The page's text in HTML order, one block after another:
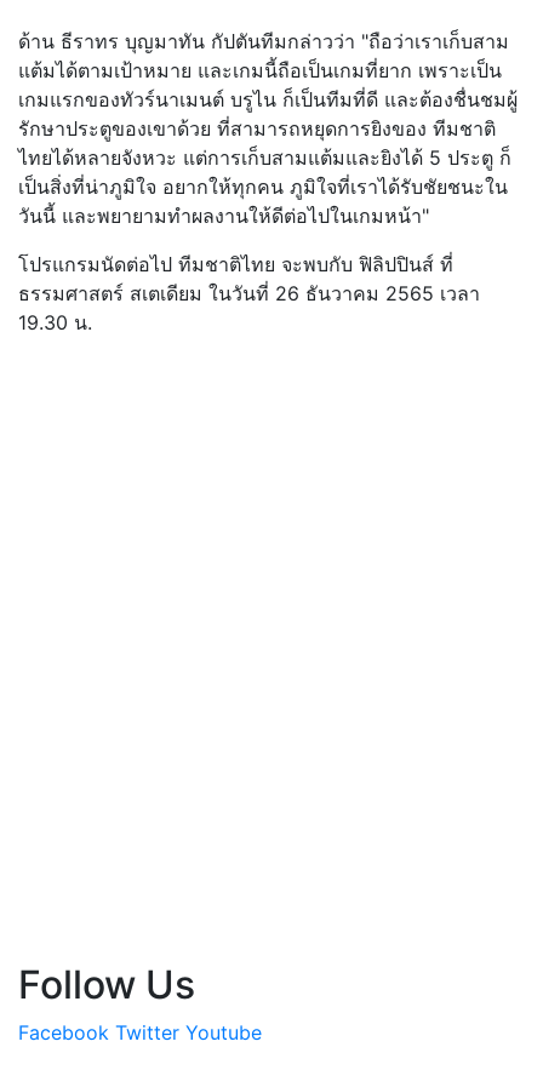
ด้าน ธีราทร บุญมาทัน กัปตันทีมกล่าวว่า "ถือว่าเราเก็บสาม
แต้มได้ตามเป้าหมาย และเกมนี้ถือเป็นเกมที่ยาก เพราะเป็น
เกมแรกของทัวร์นาเมนต์ บรูไน ก็เป็นทีมที่ดี และต้องชื่นชมผู้
รักษาประตูของเขาด้วย ที่สามารถหยุดการยิงของ ทีมชาติ
ไทยได้หลายจังหวะ แต่การเก็บสามแต้มและยิงได้ 5 ประตู ก็
เป็นสิ่งที่น่าภูมิใจ อยากให้ทุกคน ภูมิใจที่เราได้รับชัยชนะใน
วันนี้ และพยายามทำผลงานให้ดีต่อไปในเกมหน้า"
โปรแกรมนัดต่อไป ทีมชาติไทย จะพบกับ ฟิลิปปินส์ ที่
ธรรมศาสตร์ สเตเดียม ในวันที่ 26 ธันวาคม 2565 เวลา
19.30 น.
Follow Us
Facebook Twitter Youtube